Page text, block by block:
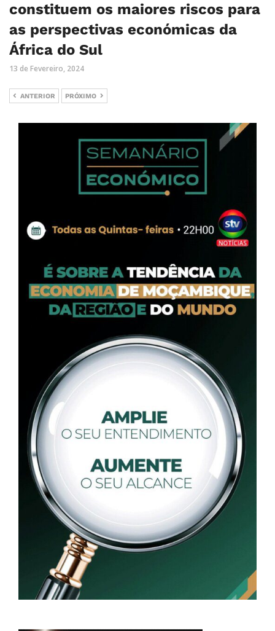
constituem os maiores riscos para
as perspectivas económicas da
África do Sul
13 de Fevereiro, 2024
ANTERIOR PRÓXIMO